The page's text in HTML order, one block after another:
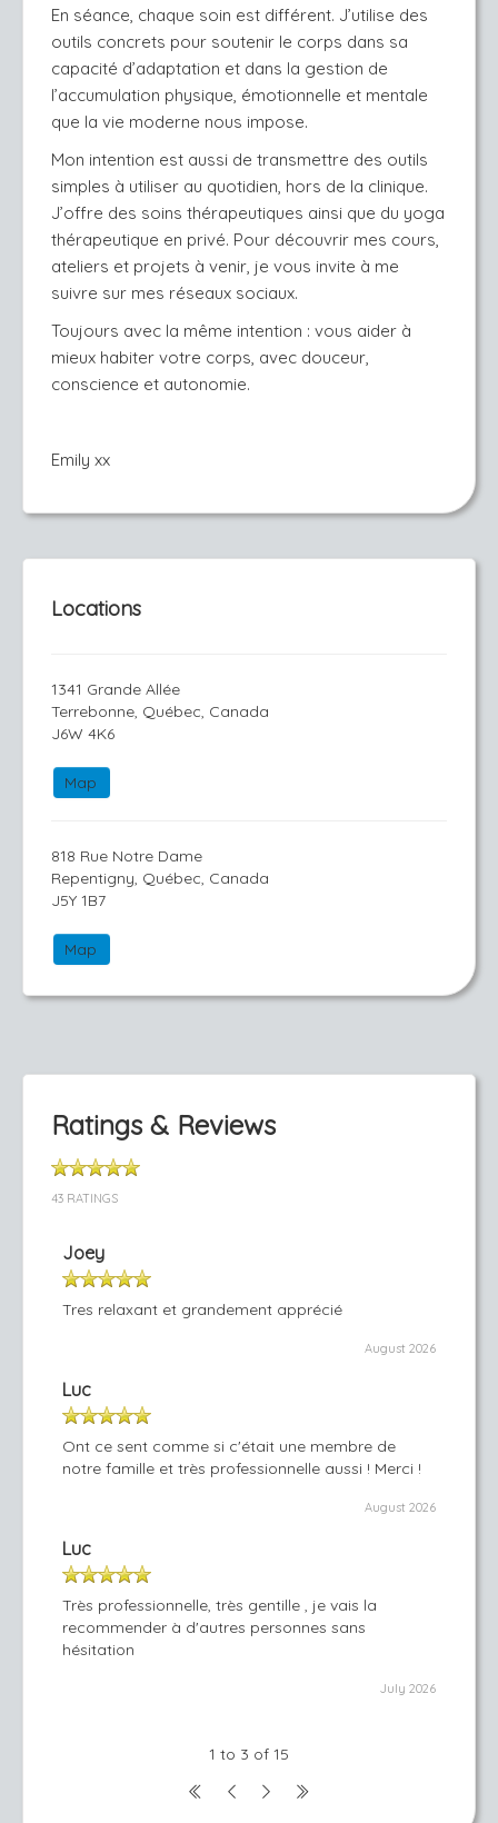
En séance, chaque soin est différent. J’utilise des
outils concrets pour soutenir le corps dans sa
capacité d’adaptation et dans la gestion de
l’accumulation physique, émotionnelle et mentale
que la vie moderne nous impose.
Mon intention est aussi de transmettre des outils
simples à utiliser au quotidien, hors de la clinique.
J’offre des soins thérapeutiques ainsi que du yoga
thérapeutique en privé. Pour découvrir mes cours,
ateliers et projets à venir, je vous invite à me
suivre sur mes réseaux sociaux.
Toujours avec la même intention : vous aider à
mieux habiter votre corps, avec douceur,
conscience et autonomie.
Emily xx
Locations
1341 Grande Allée
Terrebonne, Québec, Canada
J6W 4K6
Map
818 Rue Notre Dame
Repentigny, Québec, Canada
J5Y 1B7
Map
Ratings & Reviews
43 RATINGS
Joey
Tres relaxant et grandement apprécié
August 2026
Luc
Ont ce sent comme si c'était une membre de
notre famille et très professionnelle aussi ! Merci !
August 2026
Luc
Très professionnelle, très gentille , je vais la
recommender à d'autres personnes sans
hésitation
July 2026
1 to 3 of 15